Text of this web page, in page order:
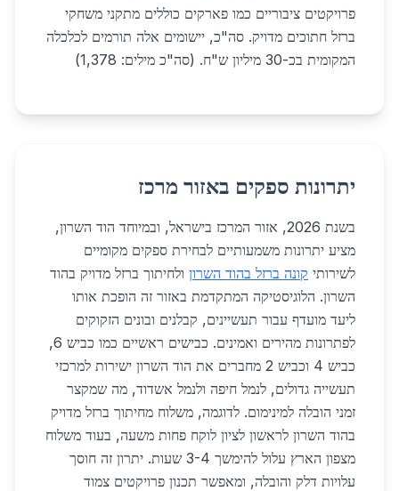
פרויקטים ציבוריים כמו פארקים כוללים מתקני משחקי
ברזל חתוכים מדויק. סה"כ, יישומים אלה תורמים לכלכלה
המקומית בכ-30 מיליון ש"ח. (סה"כ מילים: 1,378)
יתרונות ספקים באזור מרכז
בשנת 2026, אזור המרכז בישראל, ובמיוחד הוד השרון,
מציע יתרונות משמעותיים לבחירת ספקים מקומיים
לשירותי קונה ברזל בהוד השרון ולחיתוך ברזל מדויק בהוד
השרון. הלוגיסטיקה המתקדמת באזור זה הופכת אותו
ליעד מועדף עבור תעשיינים, קבלנים ובונים הזקוקים
לפתרונות מהירים ואמינים. כבישים ראשיים כמו כביש 6,
כביש 4 וכביש 2 מחברים את הוד השרון ישירות למרכזי
תעשייה גדולים, לנמל חיפה ולנמל אשדוד, מה שמקצר
זמני הובלה למינימום. לדוגמה, משלוח מחיתוך ברזל מדויק
בהוד השרון לראשון לציון לוקח פחות משעה, בעוד משלוח
מצפון הארץ עלול להימשך 3-4 שעות. יתרון זה חוסך
עלויות דלק והובלה, ומאפשר תכנון פרויקטים צמוד